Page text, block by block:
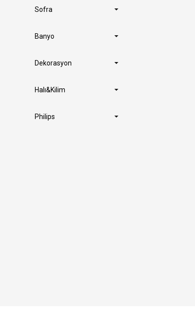
Sofra
Banyo
Dekorasyon
Halı&Kilim
Philips